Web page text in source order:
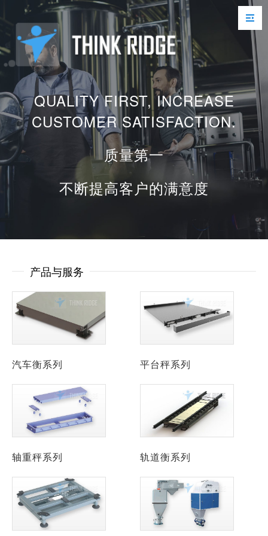
QUALITY FIRST, INCREASE
CUSTOMER SATISFACTION.
质量第一
不断提高客户的满意度
产品与服务
汽车衡系列 平台秤系列
轴重秤系列 轨道衡系列